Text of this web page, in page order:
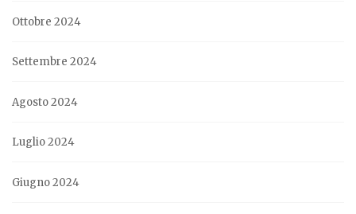
Ottobre 2024
Settembre 2024
Agosto 2024
Luglio 2024
Giugno 2024